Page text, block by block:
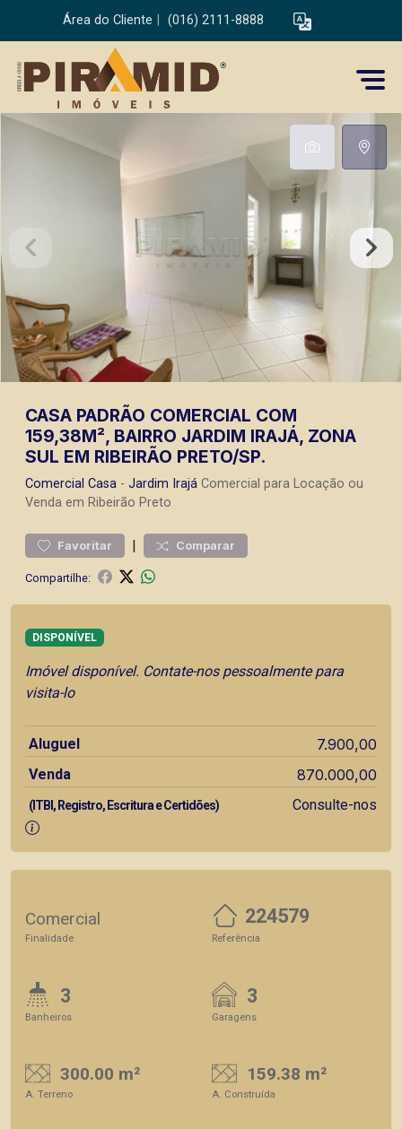
Área do Cliente (016) 2111-8888
CASA PADRÃO COMERCIAL COM
159,38M², BAIRRO JARDIM IRAJÁ, ZONA
SUL EM RIBEIRÃO PRETO/SP.
Comercial Casa - Jardim Irajá Comercial para Locação ou
Venda em Ribeirão Preto
Favoritar | Comparar
Compartilhe:
DISPONÍVEL
Imóvel disponível. Contate-nos pessoalmente para
visita-lo
Aluguel 7.900,00
Venda 870.000,00
(ITBI, Registro, Escritura e Certidões) Consulte-nos
Comercial
Finalidade
224579
Referência
3
Banheiros
3
Garagens
300.00 m²
A. Terreno
159.38 m²
A. Construída